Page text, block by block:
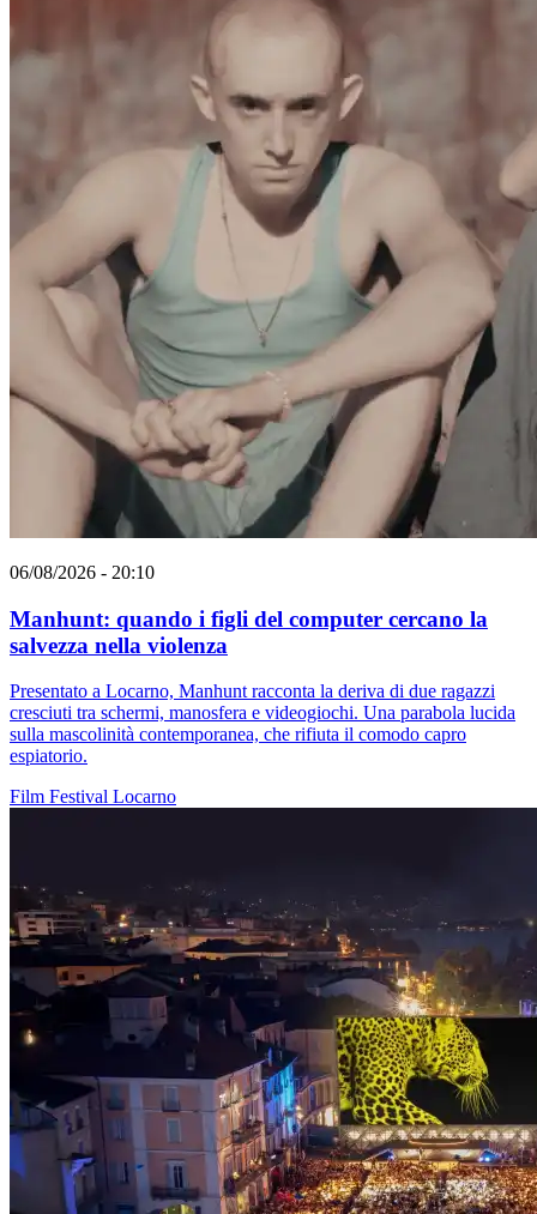
06/08/2026 - 20:10
Manhunt: quando i figli del computer cercano la
salvezza nella violenza
Presentato a Locarno, Manhunt racconta la deriva di due ragazzi
cresciuti tra schermi, manosfera e videogiochi. Una parabola lucida
sulla mascolinità contemporanea, che rifiuta il comodo capro
espiatorio.
Film Festival Locarno